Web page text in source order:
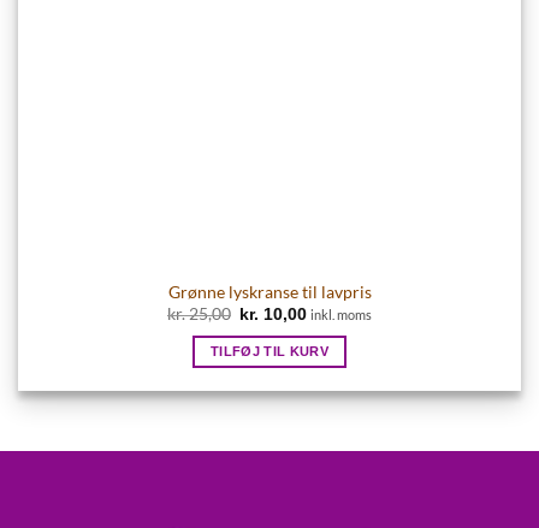
Grønne lyskranse til lavpris
kr.25,00 Den
pris
var:
kr. 10,00 Den
pris
er:
inkl. moms
TILFØJ TIL KURV